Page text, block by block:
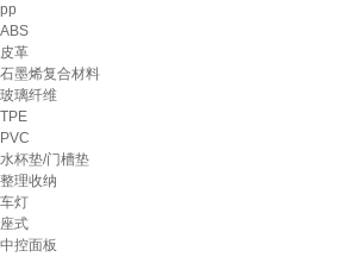
pp
ABS
皮革
石墨烯复合材料
玻璃纤维
TPE
PVC
水杯垫/门槽垫
整理收纳
车灯
座式
中控面板